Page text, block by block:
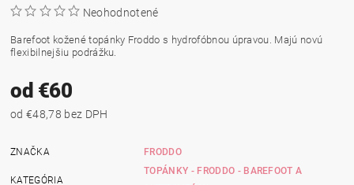
Neohodnotené
Barefoot kožené topánky Froddo s hydrofóbnou úpravou. Majú novú
flexibilnejšiu podrážku.
od €60
od €48,78 bez DPH
ZNAČKA FRODDO
KATEGÓRIA
TOPÁNKY - FRODDO - BAREFOOT A